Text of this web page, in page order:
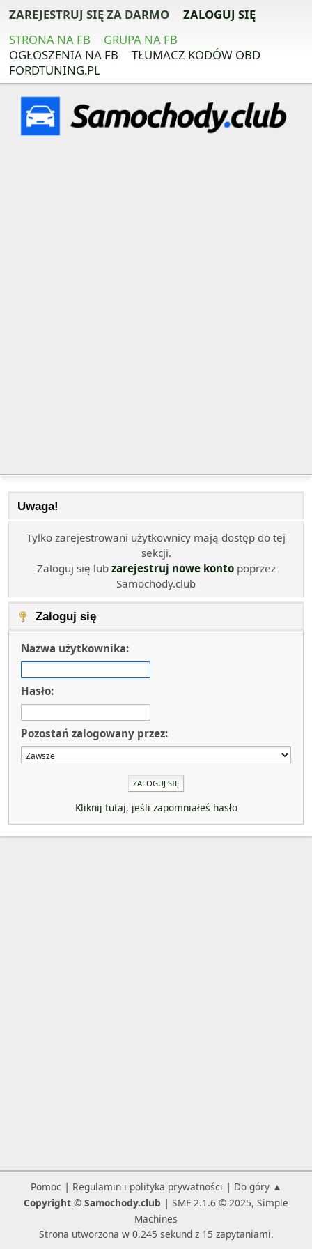
ZAREJESTRUJ SIĘ ZA DARMO
ZALOGUJ SIĘ
STRONA NA FB
GRUPA NA FB
OGŁOSZENIA NA FB
TŁUMACZ KODÓW OBD
FORDTUNING.PL
Uwaga!
Tylko zarejestrowani użytkownicy mają dostęp do tej
sekcji.
Zaloguj się lub zarejestruj nowe kontopoprzez
Samochody.club
Zaloguj się
Nazwa użytkownika:
Hasło:
Pozostań zalogowany przez:
Kliknij tutaj, jeśli zapomniałeś hasło
Pomoc | Regulamin i polityka prywatności | Do góry ▲
Copyright © Samochody.club | SMF 2.1.6 © 2025, Simple
Machines
Strona utworzona w 0.245 sekund z 15 zapytaniami.